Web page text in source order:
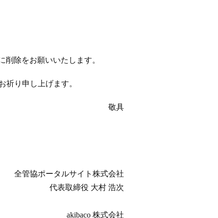
削除をお願いいたします。
り申し上げます。
敬具
全管協ポータルサイト株式会社
代表取締役 大村 浩次
akibaco 株式会社